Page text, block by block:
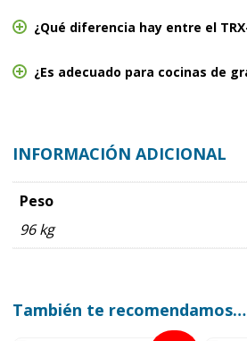
¿Qué diferencia hay entre el
¿Es adecuado para cocinas de
INFORMACIÓN ADICIONAL
Peso
96 kg
También te recomendamos…